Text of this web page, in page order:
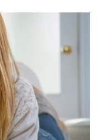
。 どちらも「学び直
やキャリアの再構築